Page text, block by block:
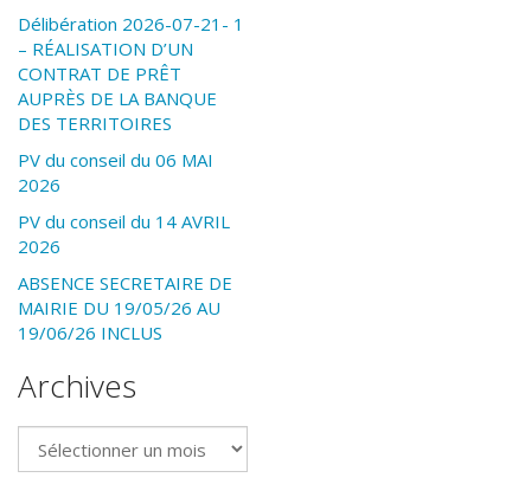
Délibération 2026-07-21- 1
– RÉALISATION D’UN
CONTRAT DE PRÊT
AUPRÈS DE LA BANQUE
DES TERRITOIRES
PV du conseil du 06 MAI
2026
PV du conseil du 14 AVRIL
2026
ABSENCE SECRETAIRE DE
MAIRIE DU 19/05/26 AU
19/06/26 INCLUS
Archives
Archives